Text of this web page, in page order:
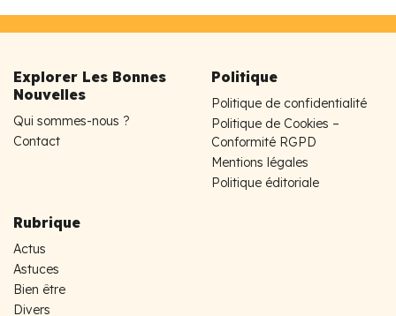
Explorer Les Bonnes
Nouvelles
Qui sommes-nous ?
Contact
Politique
Politique de confidentialité
Politique de Cookies –
Conformité RGPD
Mentions légales
Politique éditoriale
Rubrique
Actus
Astuces
Bien être
Divers